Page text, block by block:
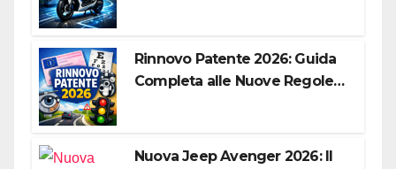
Rinnovo Patente 2026: Guida
Completa alle Nuove Regole,
Nuova Jeep Avenger 2026: Il